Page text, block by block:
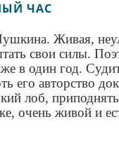
ЧАС
Живая,
свои силы.
в один год.
авторство
лоб,
очень живой и